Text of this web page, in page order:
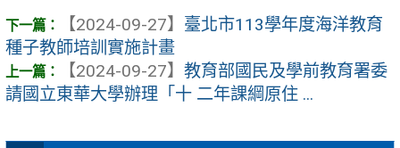
【2024-09-27】 臺北市113學年度海洋教育
種子教師培訓實施計畫
【2024-09-27】 教育部國民及學前教育署委
請國立東華大學辦理「十 二年課綱原住 ...